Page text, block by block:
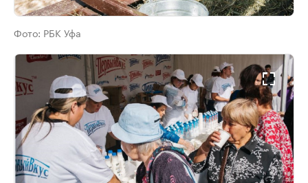
Фото: РБК Уфа